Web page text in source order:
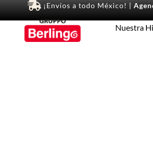
¡Envíos a todo México! |
Nuestra